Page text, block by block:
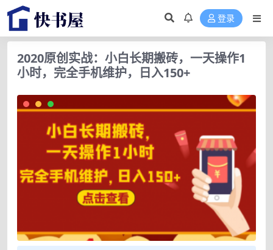
登录
2020原创实战：小白长期搬砖，一天操作1
小时，完全手机维护，日入150+